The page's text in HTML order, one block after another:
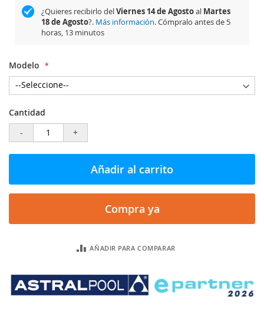
¿Quieres recibirlo delViernes 14 de Agostoal Martes
18 de Agosto?. Más información. Cómpralo antes de 5
horas, 13 minutos
Modelo
Cantidad
-
+
Añadir al carrito
Compra ya
AÑADIR PARA COMPARAR